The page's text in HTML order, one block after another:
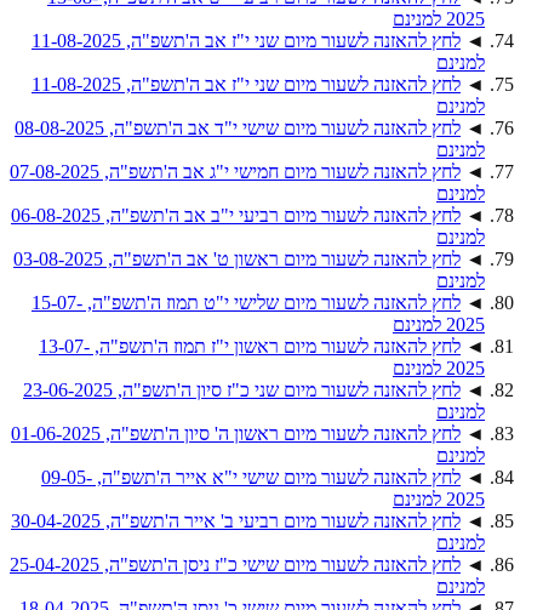
2025 למנינם
◄
לחץ להאזנה לשעור מיום שני י"ז אב ה'תשפ"ה, 11-08-2025
למנינם
◄
לחץ להאזנה לשעור מיום שני י"ז אב ה'תשפ"ה, 11-08-2025
למנינם
◄
לחץ להאזנה לשעור מיום שישי י"ד אב ה'תשפ"ה, 08-08-2025
למנינם
◄
לחץ להאזנה לשעור מיום חמישי י"ג אב ה'תשפ"ה, 07-08-2025
למנינם
◄
לחץ להאזנה לשעור מיום רביעי י"ב אב ה'תשפ"ה, 06-08-2025
למנינם
◄
לחץ להאזנה לשעור מיום ראשון ט' אב ה'תשפ"ה, 03-08-2025
למנינם
◄
לחץ להאזנה לשעור מיום שלישי י"ט תמוז ה'תשפ"ה, 15-07-
2025 למנינם
◄
לחץ להאזנה לשעור מיום ראשון י"ז תמוז ה'תשפ"ה, 13-07-
2025 למנינם
◄
לחץ להאזנה לשעור מיום שני כ"ז סיון ה'תשפ"ה, 23-06-2025
למנינם
◄
לחץ להאזנה לשעור מיום ראשון ה' סיון ה'תשפ"ה, 01-06-2025
למנינם
◄
לחץ להאזנה לשעור מיום שישי י"א אייר ה'תשפ"ה, 09-05-
2025 למנינם
◄
לחץ להאזנה לשעור מיום רביעי ב' אייר ה'תשפ"ה, 30-04-2025
למנינם
◄
לחץ להאזנה לשעור מיום שישי כ"ז ניסן ה'תשפ"ה, 25-04-2025
למנינם